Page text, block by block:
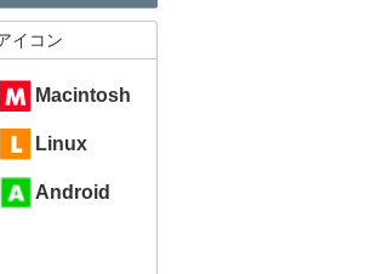
イコン
Macintosh
Linux
Android